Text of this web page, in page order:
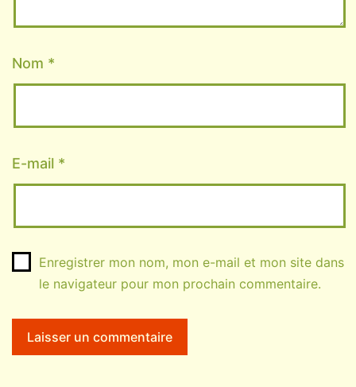
Nom *
E-mail *
Enregistrer mon nom, mon e-mail et mon site dans
le navigateur pour mon prochain commentaire.